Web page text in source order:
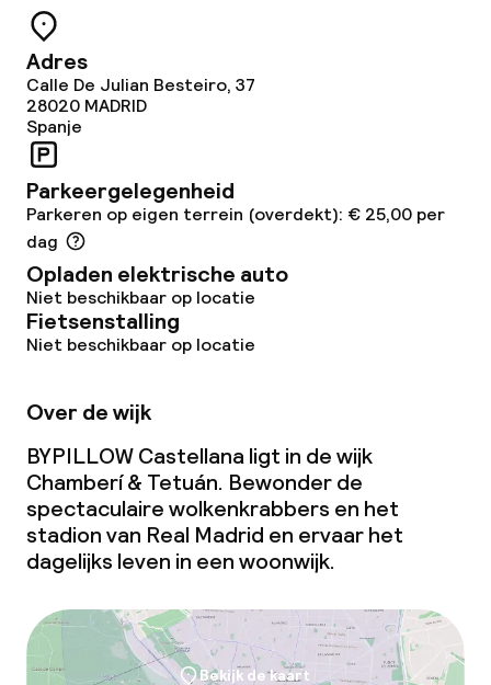
Adres
Calle De Julian Besteiro, 37
28020 MADRID
Spanje
Parkeergelegenheid
Parkeren op eigen terrein (overdekt): € 25,00 per
dag
Opladen elektrische auto
Niet beschikbaar op locatie
Fietsenstalling
Niet beschikbaar op locatie
Over de wijk
BYPILLOW Castellana ligt in de wijk
Chamberí & Tetuán. Bewonder de
spectaculaire wolkenkrabbers en het
stadion van Real Madrid en ervaar het
dagelijks leven in een woonwijk.
Bekijk de kaart